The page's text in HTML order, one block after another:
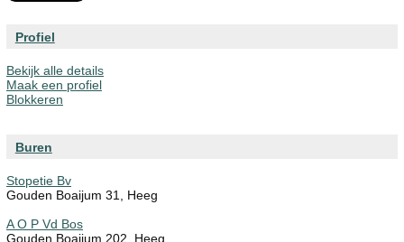
Profiel
Bekijk alle details
Maak een profiel
Blokkeren
Buren
Stopetie Bv
Gouden Boaijum 31, Heeg
A O P Vd Bos
Gouden Boaijum 202, Heeg